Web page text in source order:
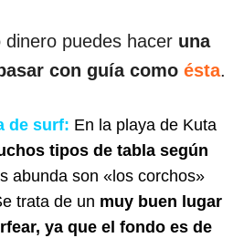
dinero puedes hacer una
con guía como ésta.
de surf: En la playa de Kuta
tipos de tabla según
abunda son «los corchos»
trata de un muy buen lugar
ya que el fondo es de